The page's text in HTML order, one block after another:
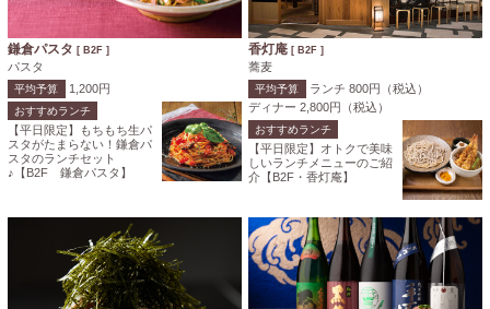
鎌倉パスタ [ B2F ]
パスタ
平均予算 1,200円
おすすめランチ
【平日限定】もちもち生パ
スタがたまらない！鎌倉パ
スタのランチセット
♪【B2F 鎌倉パスタ】
香灯庵 [ B2F ]
蕎麦
平均予算
ランチ 800円（税込）
ディナー 2,800円（税込）
おすすめランチ
【平日限定】オトクで美味
しいランチメニューのご紹
介【B2F・香灯庵】